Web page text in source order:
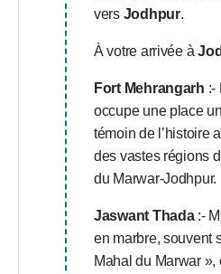
vers Jodhpur.
À votre arrivée à
Fort Mehrangarh :-
occupe une place
témoin de l’histoire
des vastes régions
du Marwar-Jodhpur.
Jaswant Thada:-
en marbre, souvent
Mahal du Marwar